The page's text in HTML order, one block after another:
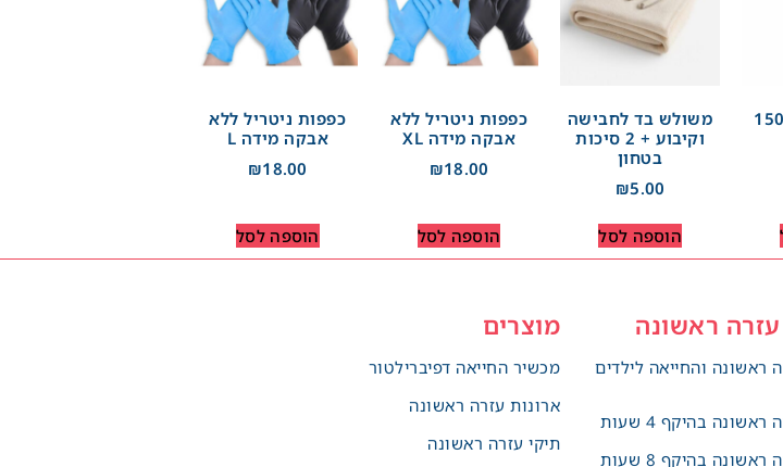
ספריי פלסטר 150
משולש בד לחבישה
וקיבוע + 2 סיכות
בטחון
₪5.00
הוספה לסל
כפפות ניטריל ללא
אבקה מידה XL
₪18.00
הוספה לסל
כפפות ניטריל ללא
אבקה מידה L
₪18.00
הוספה לסל
ראשונה
ראשונה והחייאה לילדים
בהיקף 4 שעות
בהיקף 8 שעות
מוצרים
מכשיר החייאה דפיברילטור
ארונות עזרה ראשונה
תיקי עזרה ראשונה